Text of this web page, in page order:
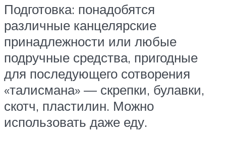
Подготовка: понадобятся
различные канцелярские
принадлежности или любые
подручные средства, пригодные
для последующего сотворения
«талисмана» — скрепки, булавки,
скотч, пластилин. Можно
использовать даже еду.